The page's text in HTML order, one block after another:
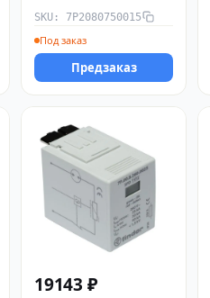
SKU: 7P2080750015
Под заказ
Предзаказ
19143 ₽